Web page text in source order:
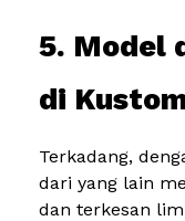
5. Model
di
Terkadang,
dari yang lain
dan terkesan